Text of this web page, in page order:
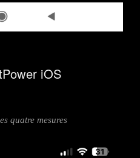
iOS
quatre mesures